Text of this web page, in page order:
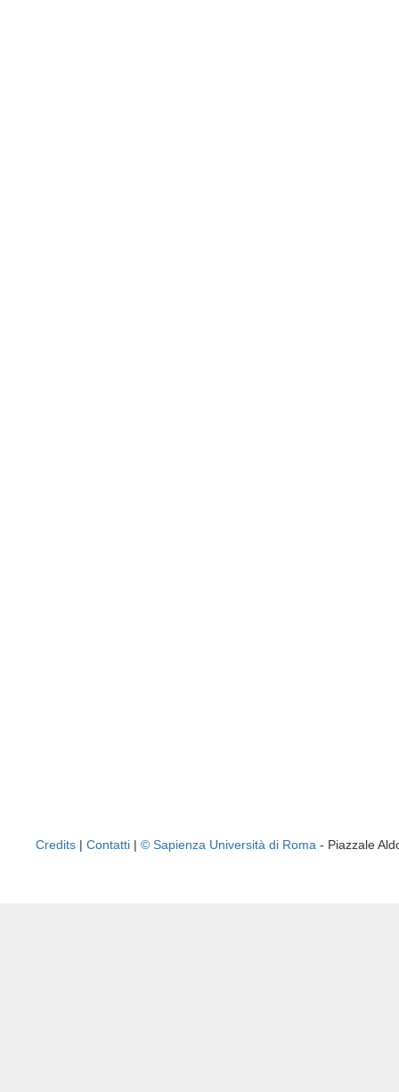
Credits | Contatti | © Sapienza Università di Roma - Piazzale